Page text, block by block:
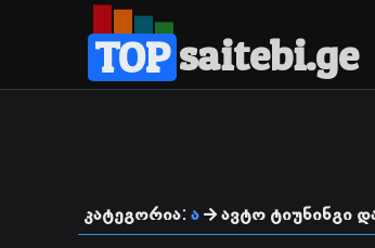
TOPsaitebi.ge
კატეგორია: ა ავტო ტიუნინგი